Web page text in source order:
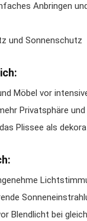
Anbringen
und Sonnenschutz
Möbel vor
Privatsphäre
Plissee als
Blendlicht bei